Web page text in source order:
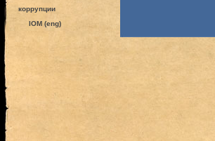
коррупции
IOM (eng)